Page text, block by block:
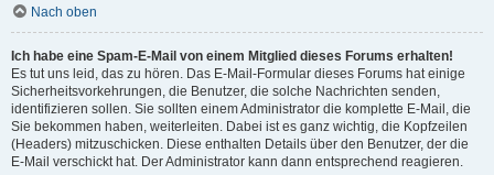
Nach oben
Ich habe eine Spam-E-Mail von einem Mitglied dieses Forums erhalten!
Es tut uns leid, das zu hören. Das E-Mail-Formular dieses Forums hat einige
Sicherheitsvorkehrungen, die Benutzer, die solche Nachrichten senden,
identifizieren sollen. Sie sollten einem Administrator die komplette E-Mail, die
Sie bekommen haben, weiterleiten. Dabei ist es ganz wichtig, die Kopfzeilen
(Headers) mitzuschicken. Diese enthalten Details über den Benutzer, der die
E-Mail verschickt hat. Der Administrator kann dann entsprechend reagieren.